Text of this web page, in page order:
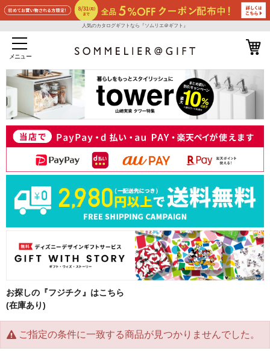
人気のカタログギフトなら『ソムリエ＠ギフト』
メニュー
お探しの『フジチク』はこちら
(在庫あり)
ご指定の条件に一致する商品が見つかりませんでした。